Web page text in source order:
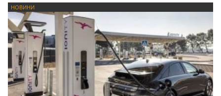
НОВИНИ